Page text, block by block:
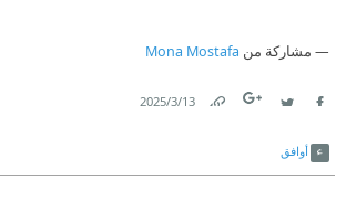
مشاركة من Mona Mostafa
13‏/3‏/2025
أوافق